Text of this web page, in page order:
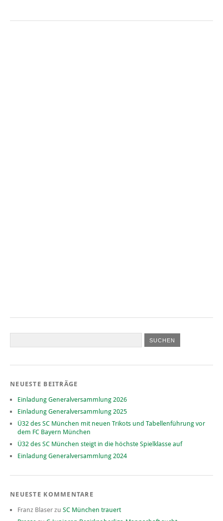
NEUESTE BEITRÄGE
Einladung Generalversammlung 2026
Einladung Generalversammlung 2025
Ü32 des SC München mit neuen Trikots und Tabellenführung vor
dem FC Bayern München
Ü32 des SC München steigt in die höchste Spielklasse auf
Einladung Generalversammlung 2024
NEUESTE KOMMENTARE
Franz Blaser zu SC München trauert